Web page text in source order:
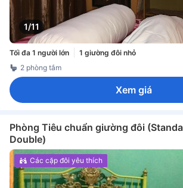
1/11
Tối đa 1 người lớn
1 giường đôi nhỏ
2 phòng tắm
Xem giá
Phòng Tiêu chuẩn giường đôi
Double)
Các cặp đôi yêu thích